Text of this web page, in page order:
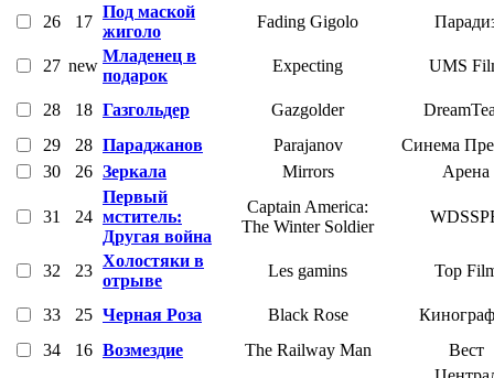
26 17
Под маской
жиголо
Fading Gigolo
27 new
Младенец в
подарок
Expecting UMS
28 18 Газгольдер Gazgolder
29
28 Параджанов Parajanov
Синема
30
26 Зеркала Mirrors Арена
31 24
Первый
мститель:
Другая война
Captain America:
The Winter Soldier
32 23
Холостяки в
отрыве
Les gamins Top
33 25 Черная Роза Black Rose
34
16 Возмездие The Railway Man
Вест